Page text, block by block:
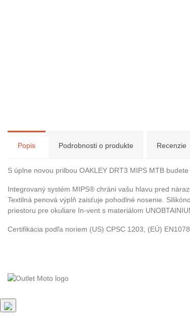
Popis Podrobnosti o produkte Recenzie
S úplne novou prilbou OAKLEY DRT3 MIPS MTB
Integrovaný systém MIPS® chráni vašu hlavu pred
Textilná penová výplň zaisťuje pohodlné nosenie.
priestoru pre okuliare In-vent s materiálom
Certifikácia podľa noriem (US) CPSC 1203, (EÚ)